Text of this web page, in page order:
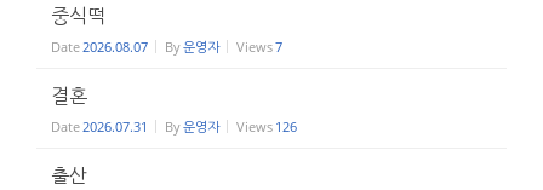
중식떡
Date2026.08.07 By운영자 Views7
결혼
Date2026.07.31 By운영자 Views 126
출산